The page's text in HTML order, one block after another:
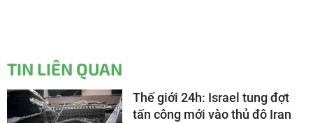
TIN LIÊN QUAN
Thế giới 24h: Israel tung đợt
tấn công mới vào thủ đô Iran